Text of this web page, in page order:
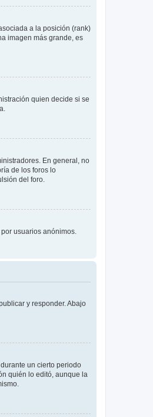
a la posición (rank)
imagen más grande, es
quien decide si se
En general, no
de los foros lo
del foro.
usuarios anónimos.
y responder. Abajo
un cierto periodo
quién lo editó, aunque la